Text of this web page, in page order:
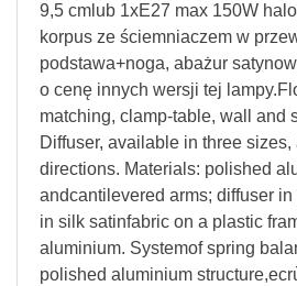
9,5 cmlub 1xE27 max 150W
korpus ze ściemniaczem w
podstawa+noga, abażur
o cenę innych wersji tej
matching, clamp-table, wall and
Diffuser, available in three sizes,
directions. Materials: polished
andcantilevered arms; diffuser
in silk satinfabric on a plastic
aluminium. Systemof spring
polished aluminium